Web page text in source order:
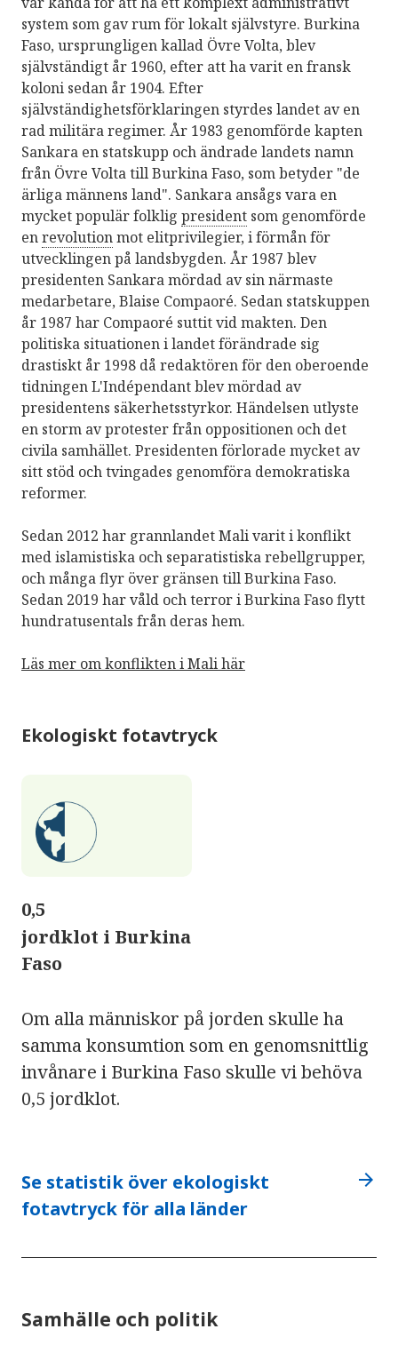
system som gav rum för lokalt självstyre. Burkina
Faso, ursprungligen kallad Övre Volta, blev
självständigt år 1960, efter att ha varit en fransk
koloni sedan år 1904. Efter
självständighetsförklaringen styrdes landet av en
rad militära regimer. År 1983 genomförde kapten
Sankara en statskupp och ändrade landets namn
från Övre Volta till Burkina Faso, som betyder "de
ärliga männens land". Sankara ansågs vara en
mycket populär folklig president som genomförde
enrevolutionmot elitprivilegier, i förmån för
utvecklingen på landsbygden. År 1987 blev
presidenten Sankara mördad av sin närmaste
medarbetare, Blaise Compaoré. Sedan statskuppen
år 1987 har Compaoré suttit vid makten. Den
politiska situationen i landet förändrade sig
drastiskt år 1998 då redaktören för den oberoende
tidningen L'Indépendant blev mördad av
presidentens säkerhetsstyrkor. Händelsen utlyste
en storm av protester från oppositionen och det
civila samhället. Presidenten förlorade mycket av
sitt stöd och tvingades genomföra demokratiska
reformer.
Sedan 2012 har grannlandet Mali varit i konflikt
med islamistiska och separatistiska rebellgrupper,
och många flyr över gränsen till Burkina Faso.
Sedan 2019 har våld och terror i Burkina Faso flytt
hundratusentals från deras hem.
Läs mer om konflikten i Mali här
Ekologiskt fotavtryck
0,5
jordklot i Burkina
Faso
Om alla människor på jorden skulle ha
samma konsumtion som en genomsnittlig
invånare i Burkina Faso skulle vi behöva
0,5 jordklot.
Se statistik över ekologiskt
fotavtryck för alla länder
arrow_forward
Samhälle och politik